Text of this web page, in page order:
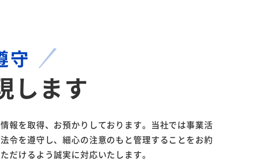
守
します
報を取得、お預かりしております。当社では事業活
令を遵守し、細心の注意のもと管理することをお約
だけるよう誠実に対応いたします。